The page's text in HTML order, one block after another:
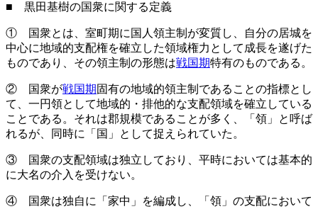
■ 黒田基樹の国衆に関する定義
① 国衆とは、室町期に国人領主制が変質し、自分の居城を
中心に地域的支配権を確立した領域権力として成長を遂げた
ものであり、その領主制の形態は戦国期特有のものである。
② 国衆が戦国期 固有の地域的領主制であることの指標とし
て、一円領として地域的・排他的な支配領域を確立している
ことである。それは郡規模であることが多く、「領」と呼ば
れるが、同時に「国」として捉えられていた。
③ 国衆の支配領域は独立しており、平時においては基本的
に大名の介入を受けない。
④ 国衆は独自に「家中」を編成し、「領」の支配において